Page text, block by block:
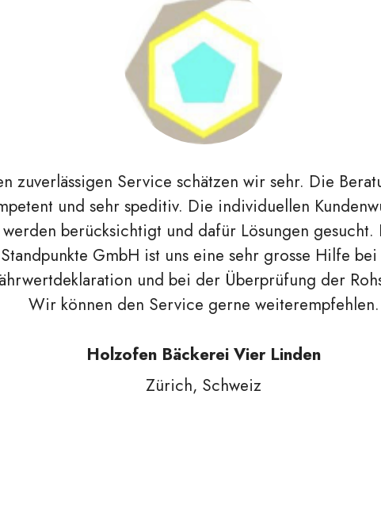
uns ist die Zusammenarbeit jeweils
einen raschen und pflichtbewussten Service
Aufträge. Eine klare Darstellung auf den
jedes Mal gewährleistet. Somit sind wir sehr
Ihrer Dienstleistung.
Langenthal, Schweiz